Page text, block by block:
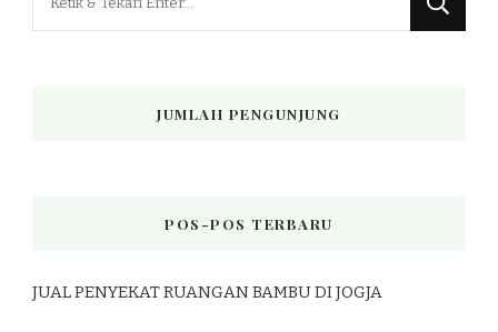
JUMLAH PENGUNJUNG
POS-POS TERBARU
JUAL PENYEKAT RUANGAN BAMBU DI JOGJA